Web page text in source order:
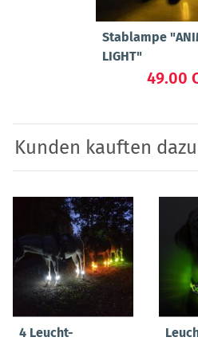
Stablampe
LIGHT"
49.00
Kunden kauften
4 Leucht-